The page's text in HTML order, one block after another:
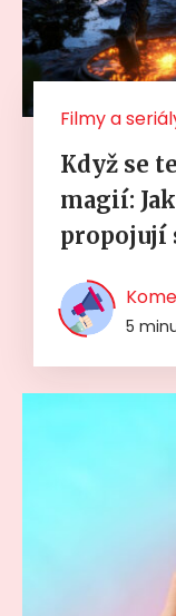
Filmy a
Když se
magií:
propojují
5